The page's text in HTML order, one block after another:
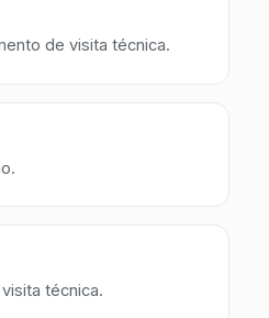
de visita técnica.
técnica.